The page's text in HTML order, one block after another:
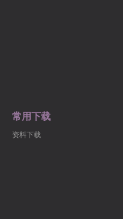
常用下载
资料下载